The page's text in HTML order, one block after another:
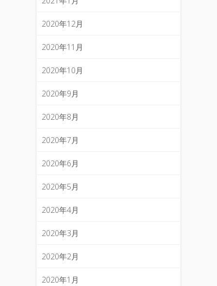
2020年12月
2020年11月
2020年10月
2020年9月
2020年8月
2020年7月
2020年6月
2020年5月
2020年4月
2020年3月
2020年2月
2020年1月